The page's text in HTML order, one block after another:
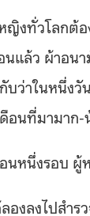
ญิงทั่วโลกต้
นแล้ว ผ้าอน
บว่าในหนึ่ง
อนที่มามาก-
อนหนึ่งรอบ
องลงไปสำ